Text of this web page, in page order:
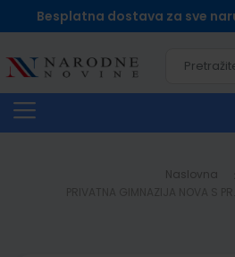
Besplatna dostava za sve
Naslovna